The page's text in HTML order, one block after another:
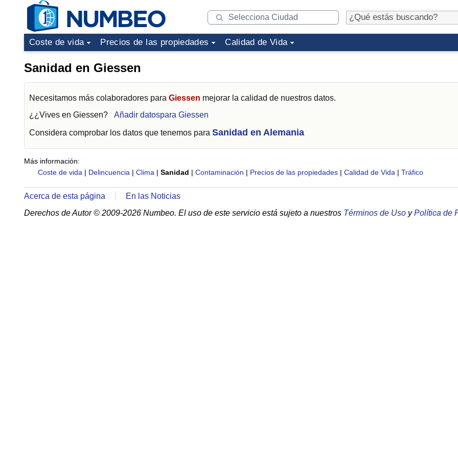
Coste de vida Precios de las propiedades Calidad de Vida
Sanidad en Giessen
Necesitamos más colaboradores para Giessen mejorar la calidad de nuestros datos.
¿¿Vives en Giessen? Añadir datospara Giessen
Considera comprobar los datos que tenemos para Sanidad en Alemania
Más información:
Coste de vida | Delincuencia | Clima | Sanidad | Contaminación | Precios de las propiedades | Calidad de Vida | Tráfico
Acerca de esta página
En las Noticias
Derechos de Autor © 2009-2026 Numbeo. El uso de este servicio está sujeto a nuestros Términos de Uso yPolítica de